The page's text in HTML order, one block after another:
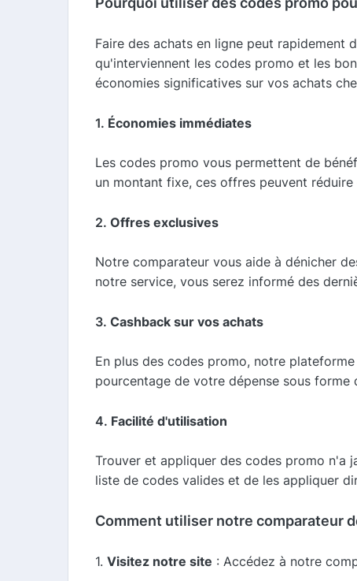
Faire des achats en ligne peut rapidement
qu'interviennent les codes promo et les
économies significatives sur vos achats
1. Économies immédiates
Les codes promo vous permettent de
un montant fixe, ces offres peuvent
2. Offres exclusives
Notre comparateur vous aide à dénicher
notre service, vous serez informé des
3. Cashback sur vos achats
En plus des codes promo, notre
pourcentage de votre dépense sous
4. Facilité d'utilisation
Trouver et appliquer des codes promo n'a
liste de codes valides et de les appliquer
Comment utiliser notre comparateur
1. Visitez notre site : Accédez à notre